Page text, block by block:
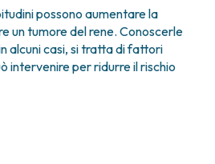
possono aumentare la
un tumore del rene. Conoscerle
alcuni casi, si tratta di fattori
intervenire per ridurre il rischio